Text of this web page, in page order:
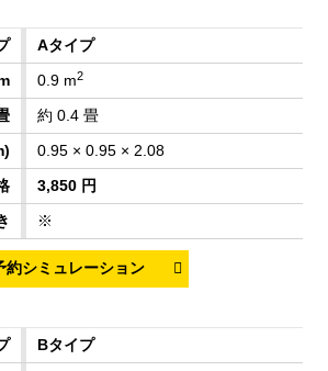
Aタイプ
0.9 m2
約 0.4 畳
0.95 × 0.95 × 2.08
3,850 円
※
Bタイプ